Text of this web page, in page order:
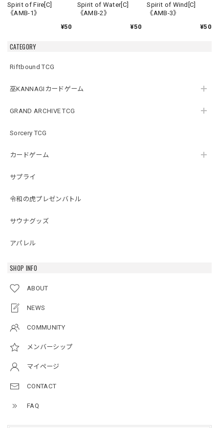
CATEGORY
Riftbound TCG
巫KANNAGIカードゲーム
GRAND ARCHIVE TCG
Sorcery TCG
カードゲーム
サプライ
令和の虎プレゼンバトル
サウナグッズ
アパレル
SHOP INFO
ABOUT
NEWS
COMMUNITY
メンバーシップ
マイページ
CONTACT
FAQ
Spirit of Fire[C]
《AMB-1》
¥50
Spirit of Water[C]
《AMB-2》
¥50
Spirit of Wind[C]
《AMB-3》
¥50